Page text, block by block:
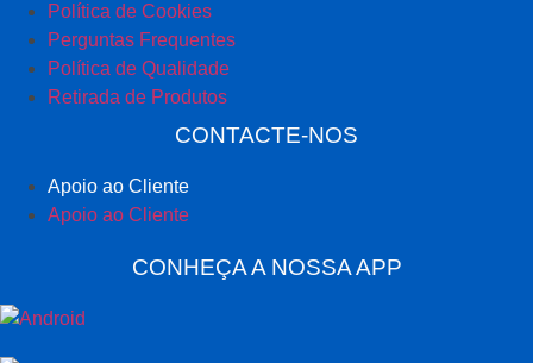
Política de Cookies
Perguntas Frequentes
Política de Qualidade
Retirada de Produtos
CONTACTE-NOS
Apoio ao Cliente
Apoio ao Cliente
CONHEÇA A NOSSA APP